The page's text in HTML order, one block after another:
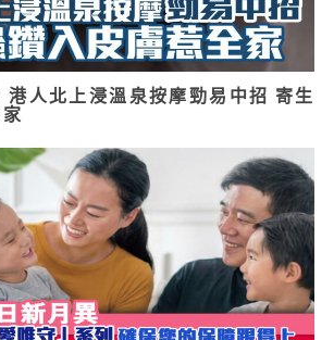
港人北上浸溫泉按摩勁易中招 寄生